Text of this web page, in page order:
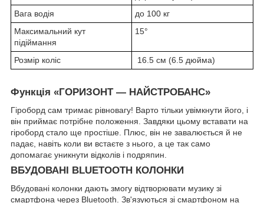
Вага водія
до 100 кг
Максимальний кут
підіймання
15°
Розмір коліс 16.5 см (6.5 дюйма)
Функція «ГОРИЗОНТ — НАЙСТРОБАНС»
Гіроборд сам тримає рівновагу! Варто тільки увімкнути його, і
він приймає потрібне положення. Завдяки цьому вставати на
гіроборд стало ще простіше. Плюс, він не завалюється й не
падає, навіть коли ви встаєте з нього, а це так само
допомагає уникнути відколів і подряпин.
ВБУДОВАНІ BLUETOOTH КОЛОНКИ
Вбудовані колонки дають змогу відтворювати музику зі
смартфона через Bluetooth. Зв'язуються зі смартфоном на